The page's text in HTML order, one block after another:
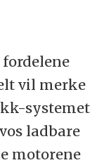
vil merke
systemet
ladbare
motorene